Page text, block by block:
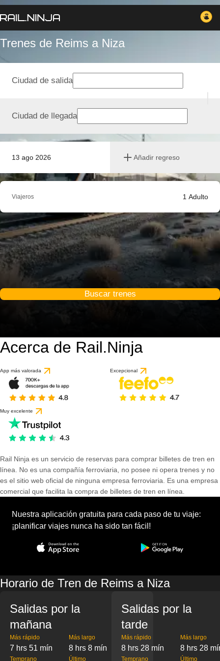
Trenes de Reims a Niza
13 ago 2026 Añadir regreso
Ciudad de salida
Ciudad de llegada
Viajeros 1 Adulto
Buscar trenes
Acerca de Rail.Ninja
App más valorada Excepcional
Muy excelente
Rail Ninja es un servicio de reservas para comprar billetes de tren en
línea. No es una compañía ferroviaria, no posee ni opera trenes y no
es el sitio web oficial de ninguna empresa ferroviaria. Es una empresa
comercial que facilita la compra de billetes de tren en línea.
Nuestra aplicación gratuita para cada paso de tu viaje:
¡planificar viajes nunca ha sido tan fácil!
Horario de Tren de Reims a Niza
Salidas por la
mañana
Más rápido
7 hrs 51 mín
Más largo
8 hrs 8 mín
Temprano Último
Salidas por la
tarde
Más rápido
8 hrs 28 mín
Más largo
8 hrs 28
Temprano Último